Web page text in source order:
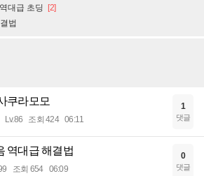
대급 초딩 [2]
법
쿠라모모
Lv.86 조회 424 06:11
1
댓글
역대급 해결법
조회 654 06:09
0
댓글